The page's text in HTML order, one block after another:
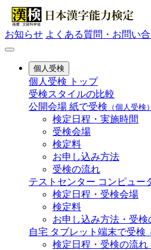
お知らせ よくある質問・お問い
個人受検
個人受検 トップ
受検スタイルの比較
公開会場 紙で受検 （個人受検）
検定日程・実施時間
受検会場
検定料
お申し込み方法
受検の流れ
テストセンター コンピュー
検定日程・受検会場
検定料
お申し込み方法・受検
自宅 タブレット端末で受検
検定日程・受検の流